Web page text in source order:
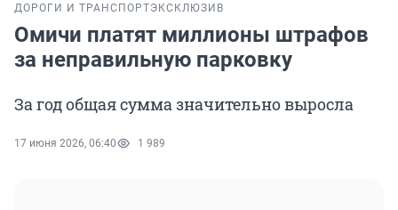
ДОРОГИ И ТРАНСПОРТЭКСКЛЮЗИВ
Омичи платят миллионы штрафов
за неправильную парковку
За год общая сумма значительно выросла
17 июня 2026, 06:40 1 989